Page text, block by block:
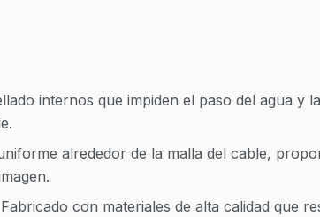
internos que impiden el paso del agua y
alrededor de la malla del cable,
Fabricado con materiales de alta calidad que